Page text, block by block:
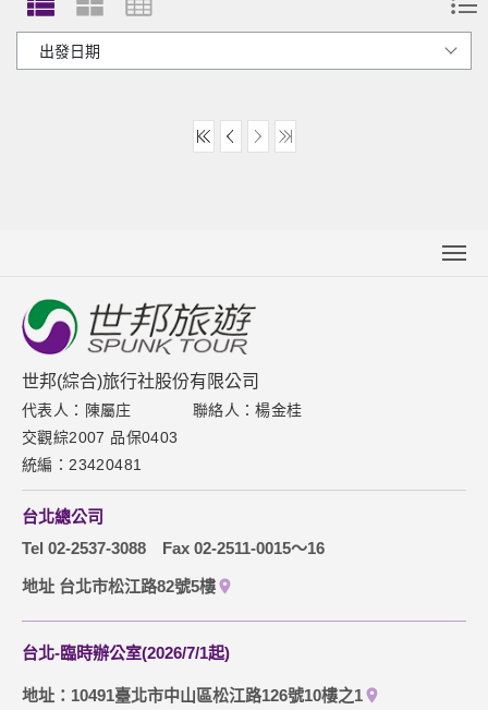
新聞中心
聯絡我們
下載專區
網站導覽
取消訂單說明
隱私權保護政策
世邦(綜合)旅行社股份有限公司
代表人：陳屬庄
聯絡人：楊金桂
交觀綜2007 品保0403
統編：23420481
台北總公司
Tel 02-2537-3088
Fax 02-2511-0015～16
地址 台北市松江路82號5樓
台北-臨時辦公室(2026/7/1起)
地址：10491臺北市中山區松江路126號10樓之1